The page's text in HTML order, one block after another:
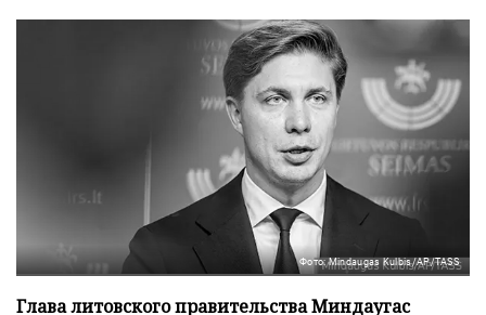
Фото: Mindaugas Kulbis/AP/TASS
Глава литовского правительства Миндаугас